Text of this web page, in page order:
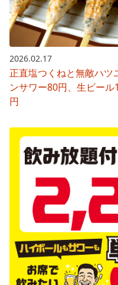
2026.02.17
正直塩つくねと無敵ハツ
ンサワー80円、生ビー
円